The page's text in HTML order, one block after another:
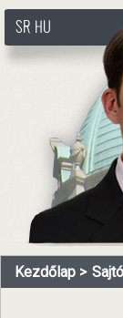
http://
SR HU
Kezdőlap